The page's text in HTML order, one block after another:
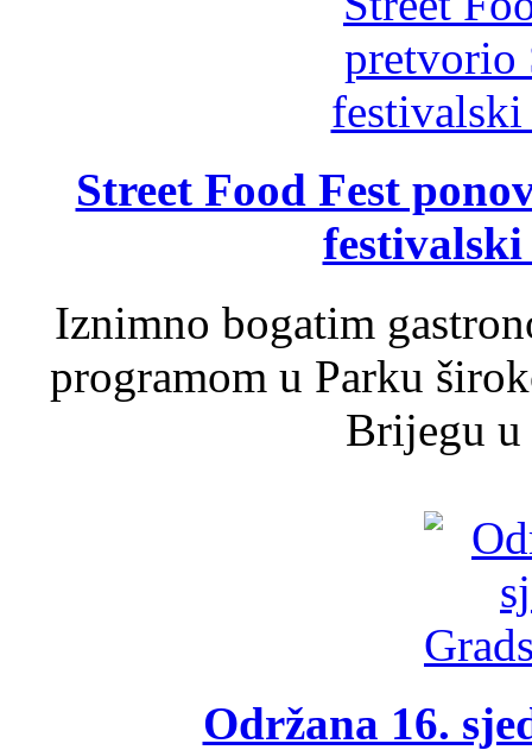
Street Food Fest
Iznimno bogatim
programom u Parku
Brijegu u
Održana 16.